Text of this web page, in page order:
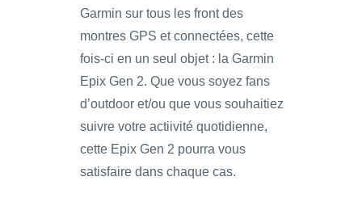
Garmin sur tous les front des
montres GPS et connectées, cette
fois-ci en un seul objet : la Garmin
Epix Gen 2. Que vous soyez fans
d’outdoor et/ou que vous souhaitiez
suivre votre actiivité quotidienne,
cette Epix Gen 2 pourra vous
satisfaire dans chaque cas.